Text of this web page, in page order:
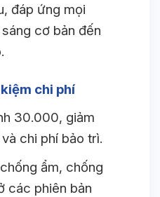
đáp ứng mọi
cơ bản đến
chi phí
30.000, giảm
chi phí bảo trì.
ẩm, chống
các phiên bản